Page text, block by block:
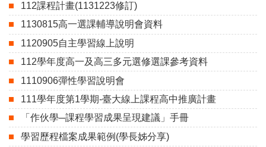
112課程計畫(1131223修訂)
1130815高一選課輔導說明會資料
1120905自主學習線上說明
112學年度高一及高三多元選修選課參考資料
1110906彈性學習說明會
111學年度第1學期-臺大線上課程高中推廣計畫
「作伙學─課程學習成果呈現建議」手冊
學習歷程檔案成果範例(學長姊分享)